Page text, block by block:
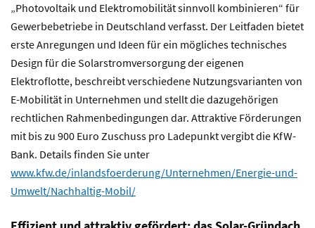
„Photovoltaik und Elektromobilität sinnvoll kombinieren“ für
Gewerbebetriebe in Deutschland verfasst. Der Leitfaden bietet
erste Anregungen und Ideen für ein mögliches technisches
Design für die Solarstromversorgung der eigenen
Elektroflotte, beschreibt verschiedene Nutzungsvarianten von
E-Mobilität in Unternehmen und stellt die dazugehörigen
rechtlichen Rahmenbedingungen dar. Attraktive Förderungen
mit bis zu 900 Euro Zuschuss pro Ladepunkt vergibt die KfW-
Bank. Details finden Sie unter
www.kfw.de/inlandsfoerderung/Unternehmen/Energie-und-
Umwelt/Nachhaltig-Mobil/